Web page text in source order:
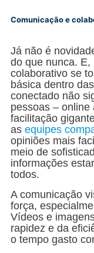
Comunicação e
Já não é
do que nunca.
colaborativo se
básica dentro
conectado não
pessoas –
facilitação
as equipes
opiniões mais
meio de
informações
todos.
A comunicação
força,
Vídeos e
rapidez e da
o tempo gasto